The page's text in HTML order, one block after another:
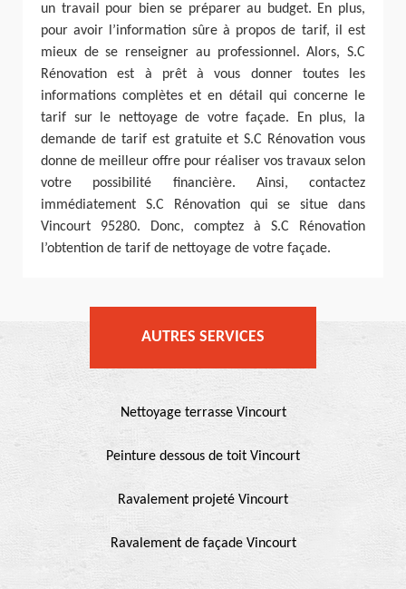
un travail pour bien se préparer au budget. En plus,
pour avoir l’information sûre à propos de tarif, il est
mieux de se renseigner au professionnel. Alors, S.C
Rénovation est à prêt à vous donner toutes les
informations complètes et en détail qui concerne le
tarif sur le nettoyage de votre façade. En plus, la
demande de tarif est gratuite et S.C Rénovation vous
donne de meilleur offre pour réaliser vos travaux selon
votre possibilité financière. Ainsi, contactez
immédiatement S.C Rénovation qui se situe dans
Vincourt 95280. Donc, comptez à S.C Rénovation
l’obtention de tarif de nettoyage de votre façade.
AUTRES SERVICES
Nettoyage terrasse Vincourt
Peinture dessous de toit Vincourt
Ravalement projeté Vincourt
Ravalement de façade Vincourt